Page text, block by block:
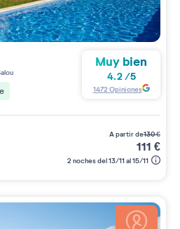
Muy bien
4.2/5
1472 Opiniones
a partir de130€
111 €
2 noches del 13/11 al 15/11